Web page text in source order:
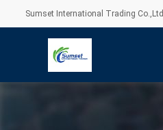
Sumset International Trading Co.,Ltd